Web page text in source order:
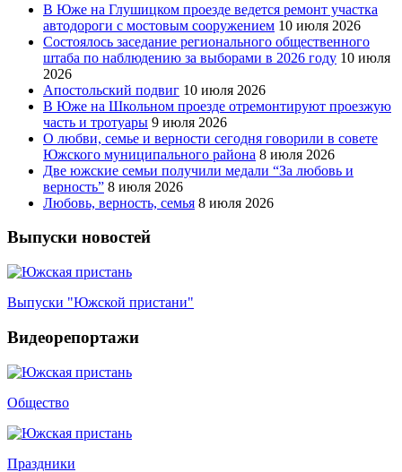
В Юже на Глушицком проезде ведется ремонт участка
автодороги с мостовым сооружением 10 июля 2026
Состоялось заседание регионального общественного
штаба по наблюдению за выборами в 2026 году 10 июля
2026
Апостольский подвиг 10 июля 2026
В Юже на Школьном проезде отремонтируют проезжую
часть и тротуары 9 июля 2026
О любви, семье и верности сегодня говорили в совете
Южского муниципального района 8 июля 2026
Две южские семьи получили медали “За любовь и
верность” 8 июля 2026
Любовь, верность, семья 8 июля 2026
Выпуски новостей
Выпуски "Южской пристани"
Видеорепортажи
Общество
Праздники